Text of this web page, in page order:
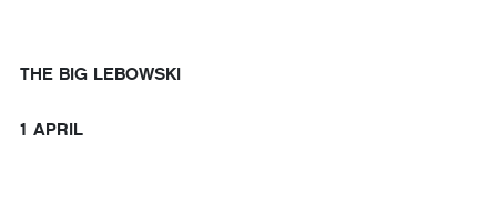
THE BIG LEBOWSKI
1 APRIL